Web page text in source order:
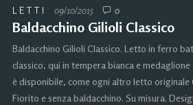
LETTI 09/10/2015 0
Baldacchino Gilioli Classico
Baldacchino Gilioli Classico. Letto in ferro
classico, qui in tempera bianca e
è disponibile, come ogni altro letto originale
Fiorito e senza baldacchino. Su misura.